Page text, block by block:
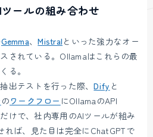
ールの組み合わせ
Gemma、Mistral といった強力なオー
されている。Ollamaはこれらの最
る。
出テストを行った際、Dify と
の ワークフロー にOllamaのAPI
けで、社内専用のAIツールが組み
れば、見た目は完全にChatGPTで